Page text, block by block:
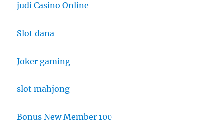
judi Casino Online
Slot dana
Joker gaming
slot mahjong
Bonus New Member 100